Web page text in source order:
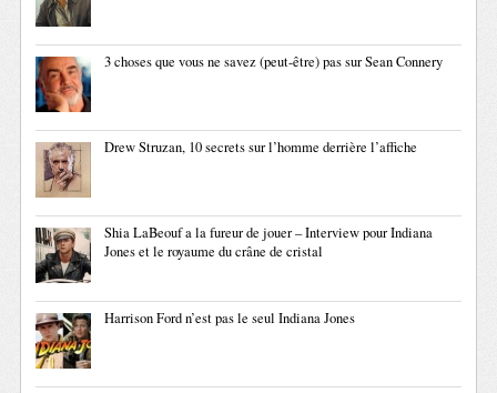
3 choses que vous ne savez (peut-être) pas sur Sean Connery
Drew Struzan, 10 secrets sur l’homme derrière l’affiche
Shia LaBeouf a la fureur de jouer – Interview pour Indiana
Jones et le royaume du crâne de cristal
Harrison Ford n’est pas le seul Indiana Jones